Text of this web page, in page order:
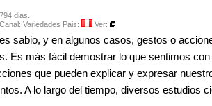
794 dias.
Canal: Variedades Pais: Ver:
sabio, y en algunos casos, gestos o
Es más fácil demostrar lo que sentimos
que pueden explicar y expresar
A lo largo del tiempo, diversos estudios